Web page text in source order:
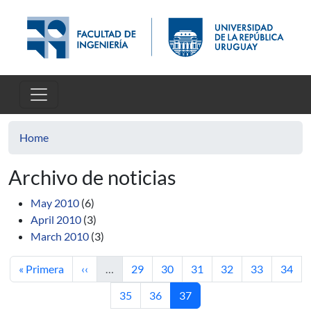
Home
Archivo de noticias
May 2010 (6)
April 2010 (3)
March 2010 (3)
First page
« Primera Previous page
‹‹ … Page
29 Page
30 Page
31 Page
32 Page
33 Page
34
Page
35 Page
36 Current page
37